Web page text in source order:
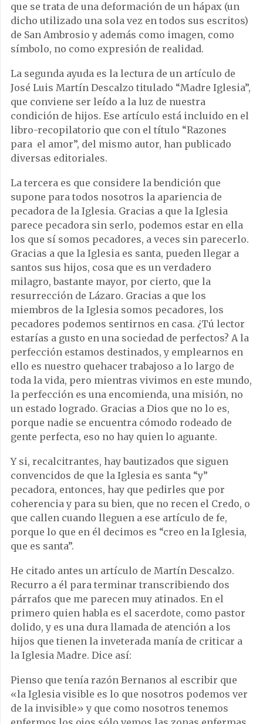
que se trata de una deformación de un hápax (un
dicho utilizado una sola vez en todos sus escritos)
de San Ambrosio y además como imagen, como
símbolo, no como expresión de realidad.
La segunda ayuda es la lectura de un artículo de
José Luis Martín Descalzo titulado “Madre Iglesia”,
que conviene ser leído a la luz de nuestra
condición de hijos. Ese artículo está incluido en el
libro-recopilatorio que con el título “Razones
para el amor”, del mismo autor, han publicado
diversas editoriales.
La tercera es que considere la bendición que
supone para todos nosotros la apariencia de
pecadora de la Iglesia. Gracias a que la Iglesia
parece pecadora sin serlo, podemos estar en ella
los que sí somos pecadores, a veces sin parecerlo.
Gracias a que la Iglesia es santa, pueden llegar a
santos sus hijos, cosa que es un verdadero
milagro, bastante mayor, por cierto, que la
resurrección de Lázaro. Gracias a que los
miembros de la Iglesia somos pecadores, los
pecadores podemos sentirnos en casa. ¿Tú lector
estarías a gusto en una sociedad de perfectos? A la
perfección estamos destinados, y emplearnos en
ello es nuestro quehacer trabajoso a lo largo de
toda la vida, pero mientras vivimos en este mundo,
la perfección es una encomienda, una misión, no
un estado logrado. Gracias a Dios que no lo es,
porque nadie se encuentra cómodo rodeado de
gente perfecta, eso no hay quien lo aguante.
Y si, recalcitrantes, hay bautizados que siguen
convencidos de que la Iglesia es santa “y”
pecadora, entonces, hay que pedirles que por
coherencia y para su bien, que no recen el Credo, o
que callen cuando lleguen a ese artículo de fe,
porque lo que en él decimos es “creo en la Iglesia,
que es santa”.
He citado antes un artículo de Martín Descalzo.
Recurro a él para terminar transcribiendo dos
párrafos que me parecen muy atinados. En el
primero quien habla es el sacerdote, como pastor
dolido, y es una dura llamada de atención a los
hijos que tienen la inveterada manía de criticar a
la Iglesia Madre. Dice así:
Pienso que tenía razón Bernanos al escribir que
«la Iglesia visible es lo que nosotros podemos ver
de la invisible» y que como nosotros tenemos